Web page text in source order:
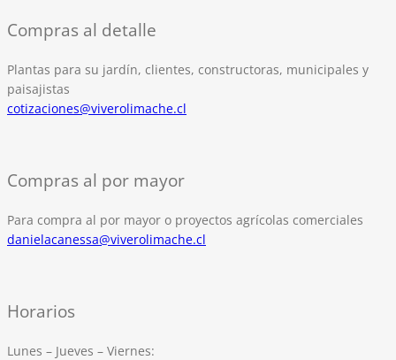
Compras al detalle
Plantas para su jardín, clientes, constructoras, municipales y
paisajistas
cotizaciones@viverolimache.cl
Compras al por mayor
Para compra al por mayor o proyectos agrícolas comerciales
danielacanessa@viverolimache.cl
Horarios
Lunes – Jueves – Viernes: